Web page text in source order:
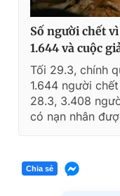
Số người chết
1.644 và cuộc
Tối 29.3, chính
1.644 người
28.3, 3.408
có nạn nhân
Chia sẻ